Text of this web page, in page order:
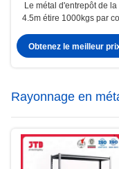
Le métal d'entrepôt de la
4.5m étire 1000kgs par
Obtenez le meilleur
Rayonnage en